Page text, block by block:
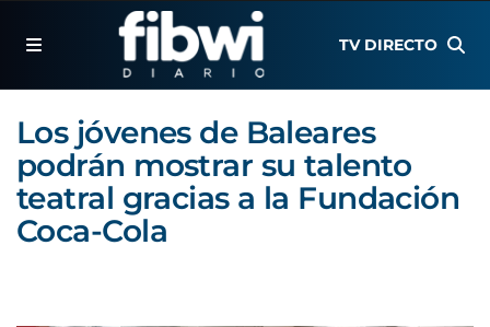
TV DIRECTO
Los jóvenes de Baleares
podrán mostrar su talento
teatral gracias a la Fundación
Coca-Cola